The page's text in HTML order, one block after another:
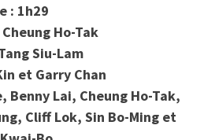
: 1h29
Ho-Tak
Siu-Lam
et Garry Chan
Benny Lai, Cheung Ho-Tak,
Cliff Lok, Sin Bo-Ming et